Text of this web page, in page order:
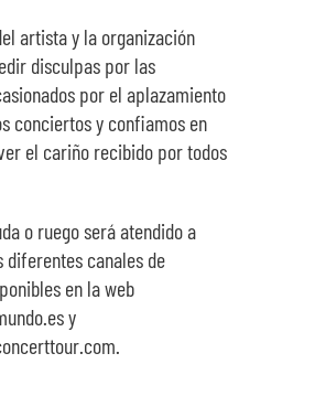
artista y la organización
disculpas por las
por el aplazamiento
conciertos y confiamos en
el cariño recibido por todos
o ruego será atendido a
diferentes canales de
en la web
y